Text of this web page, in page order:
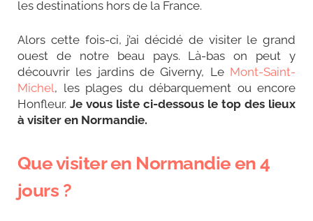
les destinations hors de la France.
Alors cette fois-ci, j’ai décidé de visiter le grand
ouest de notre beau pays. Là-bas on peut y
découvrir les jardins de Giverny, Le Mont-Saint-
Michel, les plages du débarquement ou encore
Honfleur. Je vous liste ci-dessous le top des lieux
à visiter en Normandie.
Que visiter en Normandie en 4
jours ?